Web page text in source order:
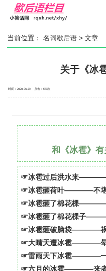
当前位置： 名词歇后语 > 文章
关于《冰
时间：2020-06-29 点击：570次
和《冰雹》
☞冰雹过后洪水来————
☞冰雹砸荷叶————不堪
☞冰雹砸了棉花棵————
☞冰雹砸了棉花棵子
☞冰雹砸破脑袋————
☞大晴天遭冰雹————晕
☞雷雨天下冰雹————
☞六月的冰雹————来